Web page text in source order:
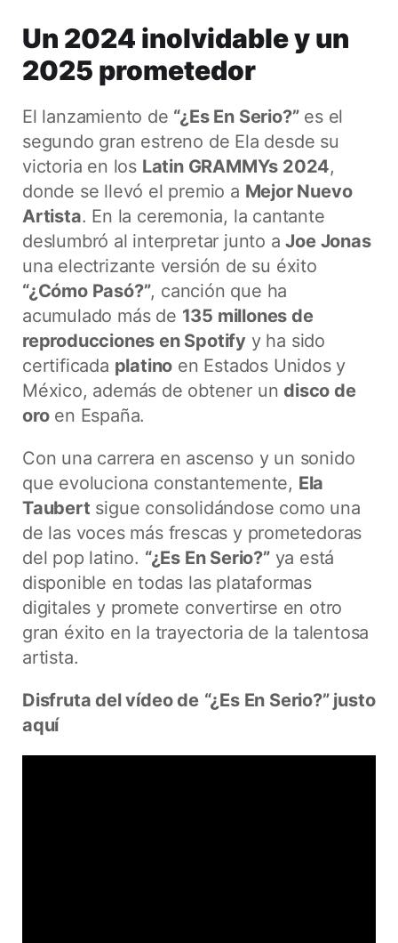
Un 2024 inolvidable y un
2025 prometedor
El lanzamiento de “¿Es En Serio?”es el
segundo gran estreno de Ela desde su
victoria en los Latin GRAMMYs 2024,
donde se llevó el premio a Mejor Nuevo
Artista. En la ceremonia, la cantante
deslumbró al interpretar junto aJoe Jonas
una electrizante versión de su éxito
“¿Cómo Pasó?”, canción que ha
acumulado más de 135 millones de
reproducciones en Spotify y ha sido
certificada platino en Estados Unidos y
México, además de obtener undisco de
oroen España.
Con una carrera en ascenso y un sonido
que evoluciona constantemente, Ela
Taubert sigue consolidándose como una
de las voces más frescas y prometedoras
del pop latino. “¿Es En Serio?”ya está
disponible en todas las plataformas
digitales y promete convertirse en otro
gran éxito en la trayectoria de la talentosa
artista.
Disfruta del vídeo de “¿Es En Serio?” justo
aquí